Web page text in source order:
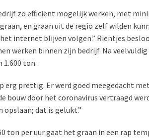
zo efficiënt mogelijk werken, met
en graan uit de regio zelf wilden
internet blijven volgen.” Rientjes
werken binnen zijn bedrijf. Na
1.600 ton.
erg prettig. Er werd goed meegedacht
bouw door het coronavirus vertraagd
opslaan; dat is gelukt.”
ton per uur gaat het graan in een rap